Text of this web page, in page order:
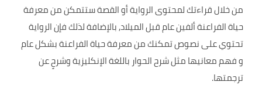
من خلال قراءتك لمحتوى الرواية أو القصة ستتمكن من معرفة
حياة الفراعنة ألفين عام قبل الميلاد, بالإضافة لذلك فإن الرواية
تحتوي على نصوص تمكنك من معرفة حياة الفراعنة بشكل عام
و فهم معانيها مثل شرح الحوار باللغة الإنكليزية وشرحٍ عن
ترجمتها.